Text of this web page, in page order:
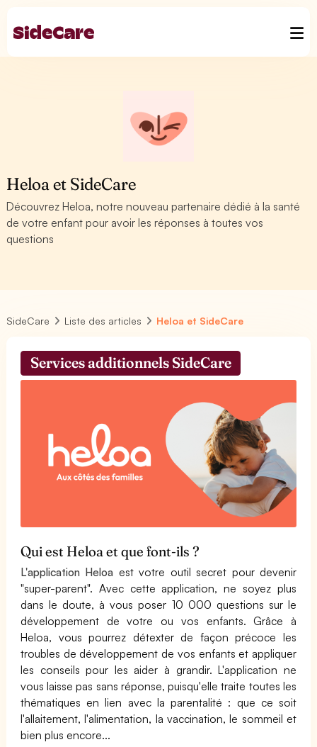
Heloa et SideCare
Découvrez Heloa, notre nouveau partenaire dédié à la santé
de votre enfant pour avoir les réponses à toutes vos
questions
SideCare Liste des articles Heloa et SideCare
Services additionnels SideCare
Qui est Heloa et que font-ils ?
L'application Heloa est votre outil secret pour devenir
"super-parent". Avec cette application, ne soyez plus
dans le doute, à vous poser 10 000 questions sur le
développement de votre ou vos enfants. Grâce à
Heloa, vous pourrez détexter de façon précoce les
troubles de développement de vos enfants et appliquer
les conseils pour les aider à grandir. L'application ne
vous laisse pas sans réponse, puisqu'elle traite toutes les
thématiques en lien avec la parentalité : que ce soit
l'allaitement, l'alimentation, la vaccination, le sommeil et
bien plus encore...